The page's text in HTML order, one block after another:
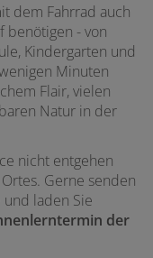
dem Fahrrad auch
benötigen - von
Kindergarten und
Minuten
Flair, vielen
Natur in der
nicht entgehen
Gerne senden
laden Sie
der